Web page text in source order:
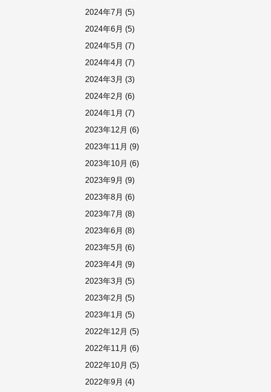
2024年7月 (5)
2024年6月 (5)
2024年5月 (7)
2024年4月 (7)
2024年3月 (3)
2024年2月 (6)
2024年1月 (7)
2023年12月 (6)
2023年11月 (9)
2023年10月 (6)
2023年9月 (9)
2023年8月 (6)
2023年7月 (8)
2023年6月 (8)
2023年5月 (6)
2023年4月 (9)
2023年3月 (5)
2023年2月 (5)
2023年1月 (5)
2022年12月 (5)
2022年11月 (6)
2022年10月 (5)
2022年9月 (4)